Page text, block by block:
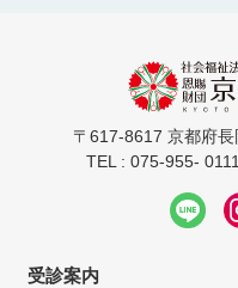
〒617-8617 京都府
TEL : 075-955-
受診案内